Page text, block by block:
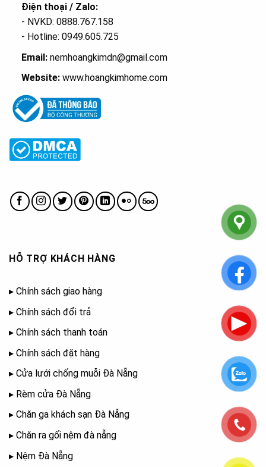
Điện thoại / Zalo:
- NVKD: 0888.767.158
- Hotline: 0949.605.725
Email:nemhoangkimdn@gmail.com
Website: www.hoangkimhome.com
HỖ TRỢ KHÁCH HÀNG
▸ Chính sách giao hàng
▸ Chính sách đổi trả
▸ Chính sách thanh toán
▸ Chính sách đặt hàng
▸ Cửa lưới chống muỗi Đà Nẵng
▸ Rèm cửa Đà Nẵng
▸ Chăn ga khách sạn Đà Nẵng
▸ Chăn ra gối nệm đà nẵng
▸ Nệm Đà Nẵng